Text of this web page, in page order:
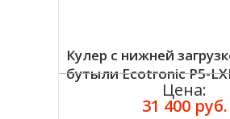
Кулер с нижней
бутыли Ecotronic P5-
Цена:
31 400 руб.